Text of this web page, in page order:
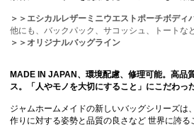
＞＞エシカルレザーミニウエストポーチボディ
他にも、バックパック、サコッシュ、トートな
＞＞オリジナルバッグライン
MADE IN JAPAN、環境配慮、修理可能。高品
ス。「人やモノを大切にすること」にこだわっ
ジャムホームメイドの新しいバッグシリーズは
作りに対する姿勢と品質の良さなど 世界に誇る